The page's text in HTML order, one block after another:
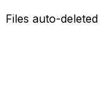
Files auto-